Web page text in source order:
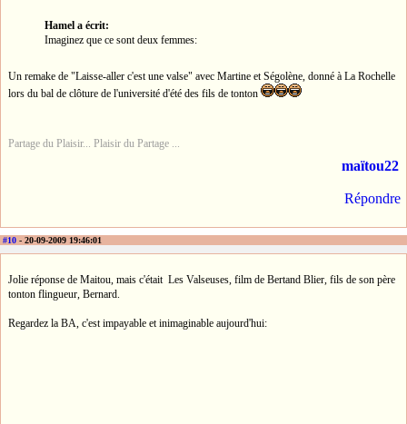
Hamel a écrit:
Imaginez que ce sont deux femmes:
Un remake de "Laisse-aller c'est une valse" avec Martine et Ségolène, donné à La Rochelle
lors du bal de clôture de l'université d'été des fils de tonton
Partage du Plaisir... Plaisir du Partage ...
maïtou22
Répondre
#10 - 20-09-2009 19:46:01
Jolie réponse de Maitou, mais c'était Les Valseuses, film de Bertand Blier, fils de son père
tonton flingueur, Bernard.
Regardez la BA, c'est impayable et inimaginable aujourd'hui: